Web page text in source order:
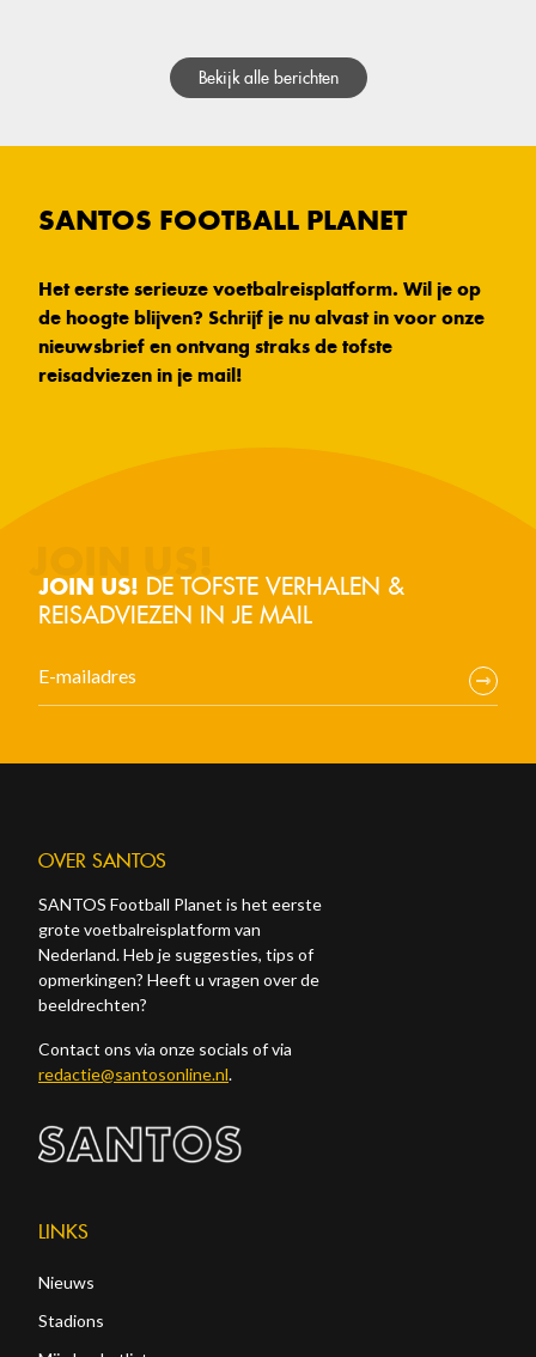
Bekijk alle berichten
SANTOS FOOTBALL PLANET
Het eerste serieuze voetbalreisplatform. Wil je op
de hoogte blijven? Schrijf je nu alvast in voor onze
nieuwsbrief en ontvang straks de tofste
reisadviezen in je mail!
JOIN US! DE TOFSTE VERHALEN &
REISADVIEZEN IN JE MAIL
OVER SANTOS
SANTOS Football Planet is het eerste
grote voetbalreisplatform van
Nederland. Heb je suggesties, tips of
opmerkingen? Heeft u vragen over de
beeldrechten?
Contact ons via onze socials of via
redactie@santosonline.nl.
LINKS
Nieuws
Stadions